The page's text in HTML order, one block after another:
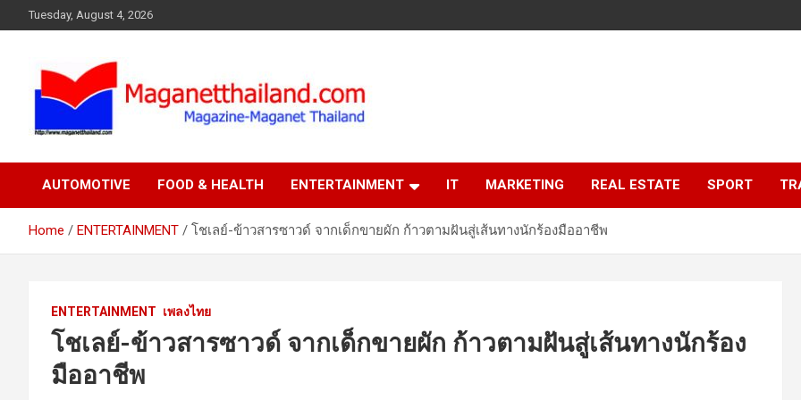
to
Tuesday, August 4, 2026
AUTOMOTIVE FOOD & HEALTH ENTERTAINMENT IT MARKETING REAL ESTATE SPORT
Home ENTERTAINMENT โชเลย์-ข้าวสารซาวด์ จากเด็กขายผัก ก้าวตามฝันสู่เส้นทางนักร้องมืออาชีพ
ENTERTAINMENT เพลงไทย
โชเลย์-ข้าวสารซาวด์ จากเด็กขายผัก ก้าวตามฝันสู่เส้นทางนักร้อง
มืออาชีพ